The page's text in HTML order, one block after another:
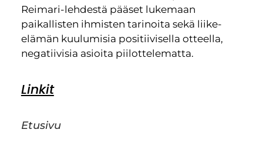
Reimari-lehdestä pääset lukemaan
paikallisten ihmisten tarinoita sekä liike-
elämän kuulumisia positiivisella otteella,
negatiivisia asioita piilottelematta.
Linkit
Etusivu